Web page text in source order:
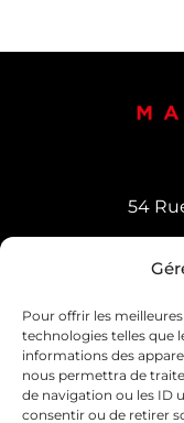
Pour offrir les
technologies telles que
informations des
nous permettra de
de navigation ou les ID
consentir ou de retirer
54
Horaires
Lundi-